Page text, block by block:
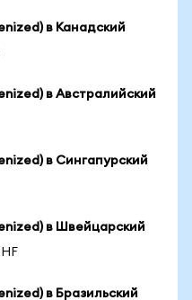
в Канадский
в Австралийский
в Сингапурский
в Швейцарский
в Бразильский